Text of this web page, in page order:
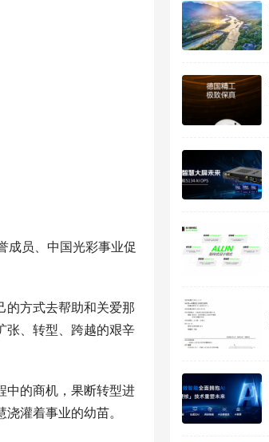
的方式去帮助和关爱那
张、转型、跨越的艰辛
中的商机，果断转型进
灌着事业的幼苗。